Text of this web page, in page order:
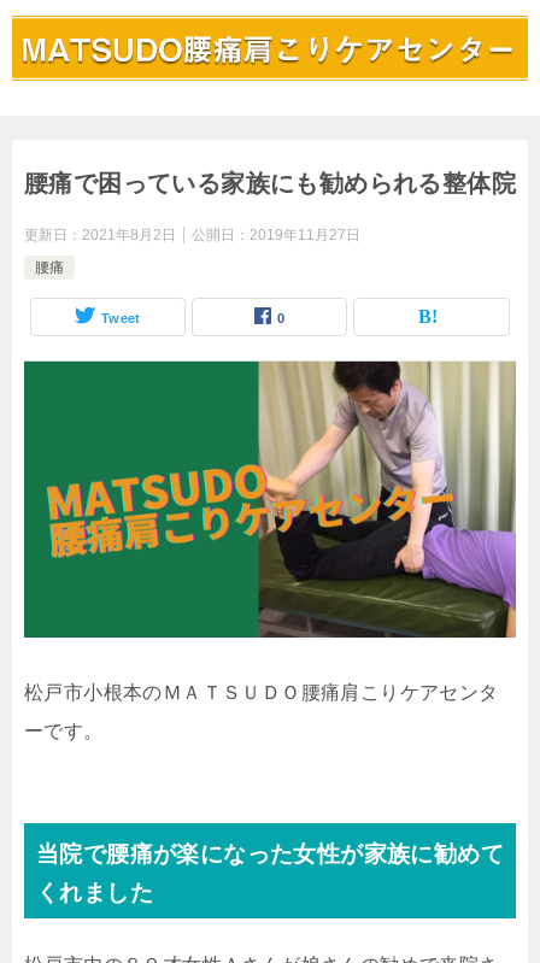
腰痛で困っている家族にも勧められる整体院
更新日： 2021年8月2日 公開日： 2019年11月27日
腰痛
Tweet 0
松戸市小根本のＭＡＴＳＵＤＯ腰痛肩こりケアセンタ
ーです。
当院で腰痛が楽になった女性が家族に勧めて
くれました